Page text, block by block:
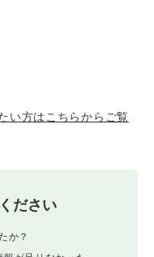
い方はこちらからご覧
ださい
か？